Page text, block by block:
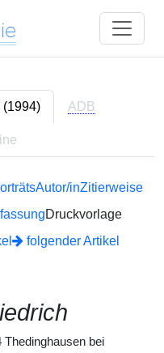
(1994) ADB
Autor/inZitierweise
Druckvorlage
folgender Artikel
Thedinghausen bei